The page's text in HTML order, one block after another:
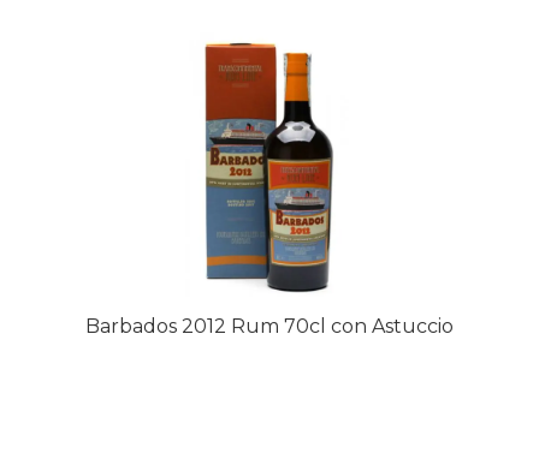
Barbados 2012 Rum 70cl con Astuccio